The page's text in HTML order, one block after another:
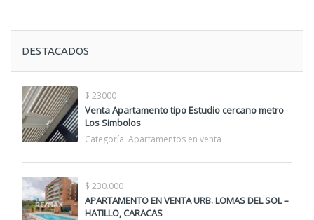
DESTACADOS
$ 23000
Venta Apartamento tipo Estudio cercano metro
Los Simbolos
Categoría: Apartamentos en venta
$ 230.000
APARTAMENTO EN VENTA URB. LOMAS DEL SOL –
HATILLO, CARACAS